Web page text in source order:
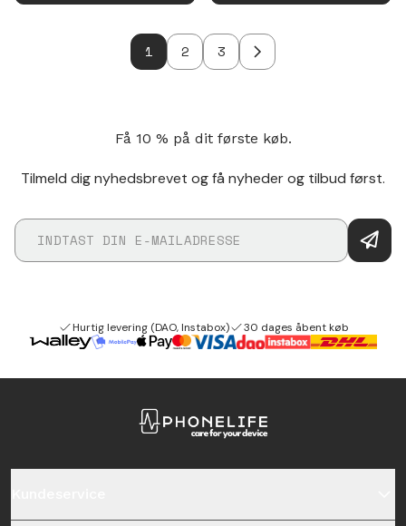
1 2 3
Få 10 % på dit første køb.
Tilmeld dig nyhedsbrevet og få nyheder og tilbud først.
Hurtig levering (DAO, Instabox) 30 dages åbent køb